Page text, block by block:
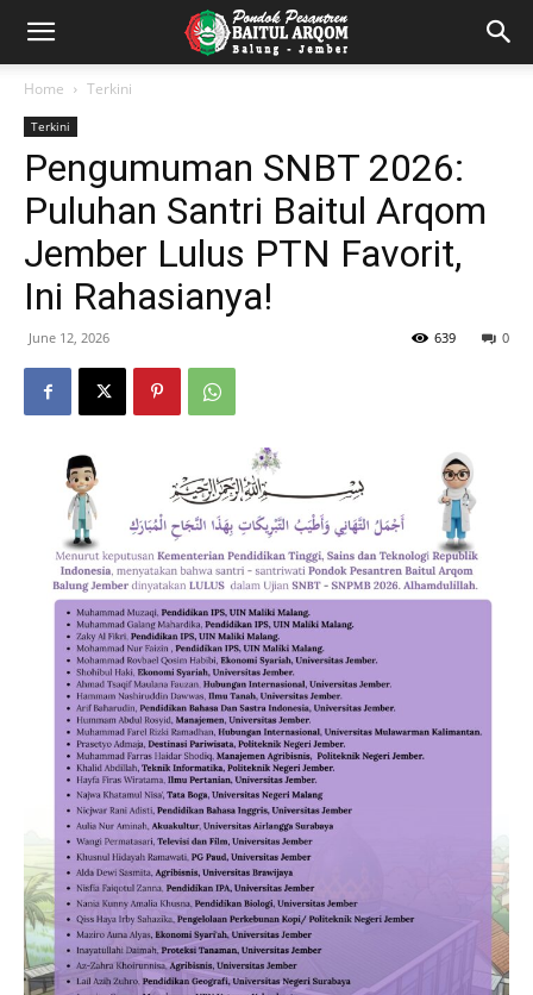
Home Terkini
Terkini
Pengumuman SNBT 2026:
Puluhan Santri Baitul Arqom
Jember Lulus PTN Favorit,
Ini Rahasianya!
June 12, 2026 0
639